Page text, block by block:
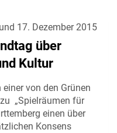
17. Dezember 2015
über
Kultur
von den Grünen
„Spielräumen für
einen über
Konsens